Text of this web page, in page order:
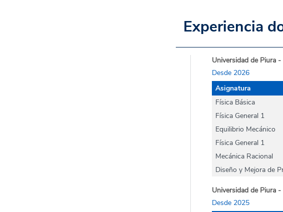
Experiencia
Universidad de Piura
Desde 2026
Asignatura
Física Básica
Física General 1
Equilibrio Mecánico
Física General 1
Mecánica Racional
Diseño y Mejora de
Universidad de Piura
Desde 2025